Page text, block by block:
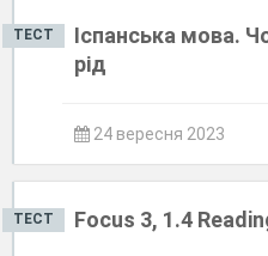
ТЕСТ
Іспанська мова.
рід
24 вересня 2023
ТЕСТ Focus 3, 1.4